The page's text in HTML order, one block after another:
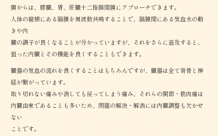
膜からは、膵臓、胃、肝臓十二指腸間膜にアプローチできます。
人体の縦横にある隔膜を周波数共鳴することで、隔膜間にある気血水の動
きや内
臓の調子が良くなることが分かっていますが、それをさらに追及すると、
狙った内臓とその機能を良くすることもできます。
臓器の気血の流れを良くすることはもちろんですが、臓器は全て背骨と神
経が繋がっています。
取り切れない痛みや消しても戻ってしまう痛み、それらの関節・筋肉痛は
内臓由来であることも多いため、問題の解決・解消には内臓調整も欠かせ
ない
ことです。